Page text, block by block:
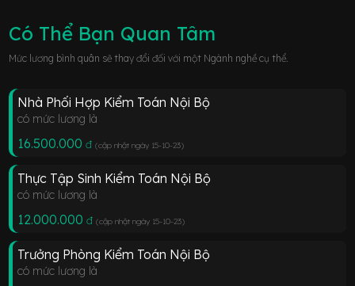
Có Thể Bạn Quan Tâm
Mức lương bình quân sẽ thay đổi đối với một Ngành nghề cụ thể.
Nhà Phối Hợp Kiểm Toán Nội Bộ
có mức lương là
16.500.000 đ (cập nhật ngày 15-10-23)
Thực Tập Sinh Kiểm Toán Nội Bộ
có mức lương là
12.000.000 đ (cập nhật ngày 15-10-23)
Trưởng Phòng Kiểm Toán Nội Bộ
có mức lương là